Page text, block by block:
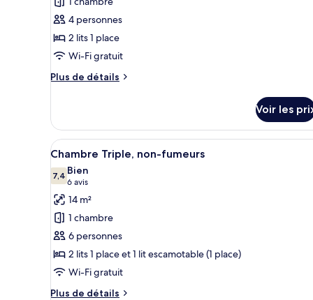
type
de
chambre :
Chambre
avec
2
lits
une
place,
non-
fumeurs
4 personnes
2 lits 1 place
Wi-Fi gratuit
Plus de détails
Plus
le
type
de
chambre
Chambre
avec
lits
jumeaux,
2
lits
une
non-
fumeurs
Voir les
Afficher
toutes
les
photos
pour
ce
type
de
chambre :
Chambre
Une chambre d’hôtel avec
13
Chambre Triple, non-fumeurs
7,47,4 sur 10
Bien
6 avis
(6 avis)
14 m²
1 chambre
6 personnes
2 lits 1 place et 1 lit escamotable (1 place)
Wi-Fi gratuit
Plus de détails
Plus